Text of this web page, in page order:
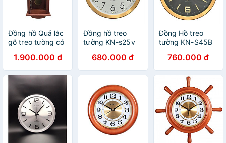
Đồng hồ Quả lắc
gỗ treo tường có
991.900.000 đ
Đồng hồ treo
tường KN-s25v
680.000 đ
Đồng Hồ treo
tường KN-S45B
760.000 đ